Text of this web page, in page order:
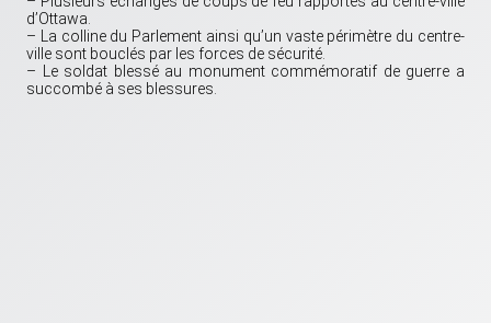
d’Ottawa.
– La colline du Parlement ainsi qu’un vaste périmètre du centre-
ville sont bouclés par les forces de sécurité.
– Le soldat blessé au monument commémoratif de guerre a
succombé à ses blessures.